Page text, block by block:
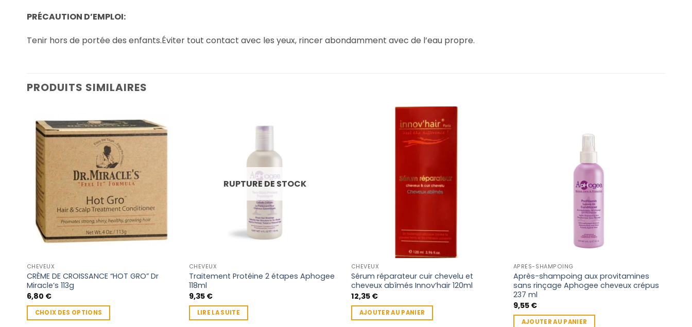
PRÉCAUTION D’EMPLOI:
Tenir hors de portée des enfants.Éviter tout contact avec les yeux, rincer abondamment avec de l’eau propre.
PRODUITS SIMILAIRES
CHEVEUX
CRÈME DE CROISSANCE “HOT GRO” Dr
Miracle’s 113g
6,80 €
CHOIX DES OPTIONS
RUPTURE DE STOCK
CHEVEUX
Traitement Protéine 2 étapes Aphogee
118ml
9,35 €
LIRE LA SUITE
CHEVEUX
Sérum réparateur cuir chevelu et
cheveux abîmés Innov’hair 120ml
12,35 €
AJOUTER AU PANIER
APRÈS-SHAMPOING
Après-shampoing aux provitamines
sans rinçage Aphogee cheveux crépus
237 ml
9,55 €
AJOUTER AU PANIER